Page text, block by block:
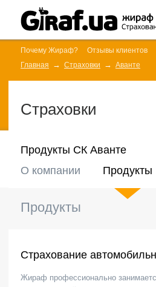
Почему Жираф? Отзывы клиентов
Главная
Страховки Аванте
Страховки
Продукты СК Аванте
О компании
Продукты
Продукты
Страхование
Жираф профессионально